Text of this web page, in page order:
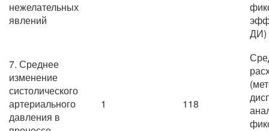
нежелательных
явлений
ДИ)
7. Среднее
изменение
систолического
артериального
давления в
1 118